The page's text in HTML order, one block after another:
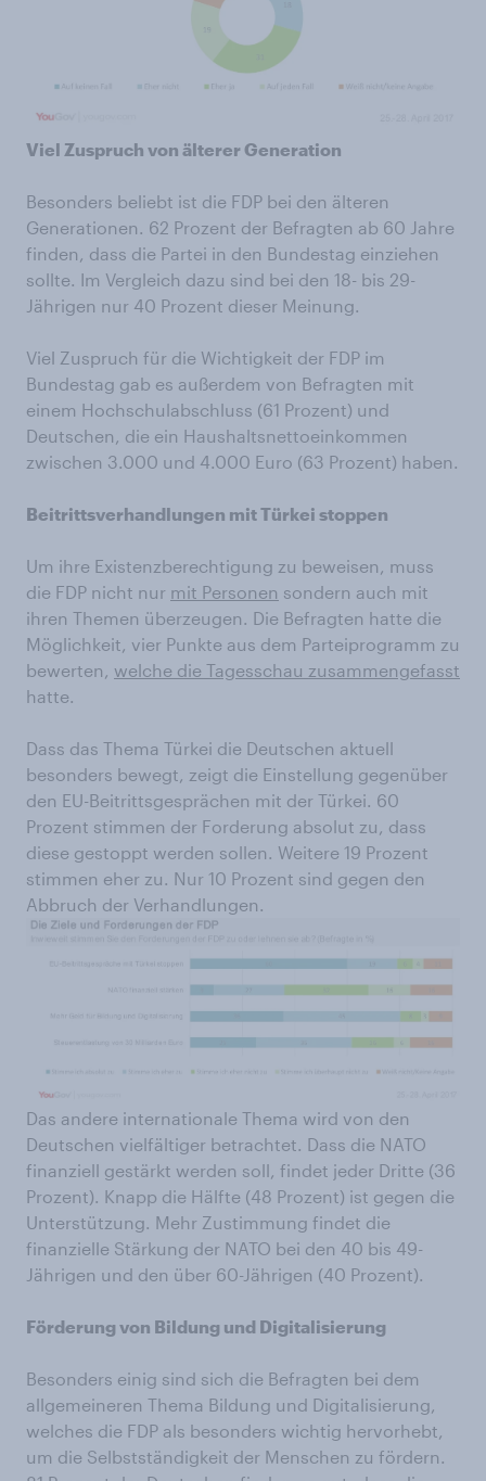
Viel Zuspruch von älterer Generation
Besonders beliebt ist die FDP bei den älteren
Generationen. 62 Prozent der Befragten ab 60 Jahre
finden, dass die Partei in den Bundestag einziehen
sollte. Im Vergleich dazu sind bei den 18- bis 29-
Jährigen nur 40 Prozent dieser Meinung.
Viel Zuspruch für die Wichtigkeit der FDP im
Bundestag gab es außerdem von Befragten mit
einem Hochschulabschluss (61 Prozent) und
Deutschen, die ein Haushaltsnettoeinkommen
zwischen 3.000 und 4.000 Euro (63 Prozent) haben.
Beitrittsverhandlungen mit Türkei stoppen
Um ihre Existenzberechtigung zu beweisen, muss
die FDP nicht nur mit Personen sondern auch mit
ihren Themen überzeugen. Die Befragten hatte die
Möglichkeit, vier Punkte aus dem Parteiprogramm zu
bewerten, welche die Tagesschau zusammengefasst
hatte.
Dass das Thema Türkei die Deutschen aktuell
besonders bewegt, zeigt die Einstellung gegenüber
den EU-Beitrittsgesprächen mit der Türkei. 60
Prozent stimmen der Forderung absolut zu, dass
diese gestoppt werden sollen. Weitere 19 Prozent
stimmen eher zu. Nur 10 Prozent sind gegen den
Abbruch der Verhandlungen.
Das andere internationale Thema wird von den
Deutschen vielfältiger betrachtet. Dass die NATO
finanziell gestärkt werden soll, findet jeder Dritte (36
Prozent). Knapp die Hälfte (48 Prozent) ist gegen die
Unterstützung. Mehr Zustimmung findet die
finanzielle Stärkung der NATO bei den 40 bis 49-
Jährigen und den über 60-Jährigen (40 Prozent).
Förderung von Bildung und Digitalisierung
Besonders einig sind sich die Befragten bei dem
allgemeineren Thema Bildung und Digitalisierung,
welches die FDP als besonders wichtig hervorhebt,
um die Selbstständigkeit der Menschen zu fördern.